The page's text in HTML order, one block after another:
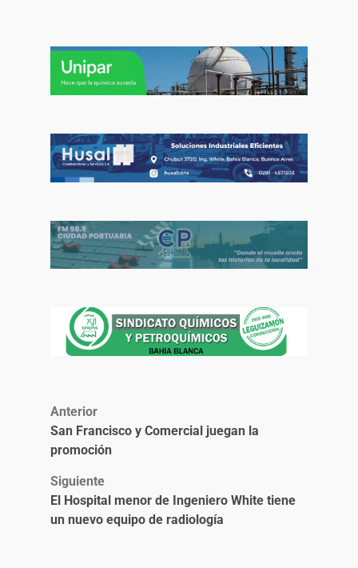
Anterior
San Francisco y Comercial juegan la
promoción
Siguiente
El Hospital menor de Ingeniero White tiene
un nuevo equipo de radiología